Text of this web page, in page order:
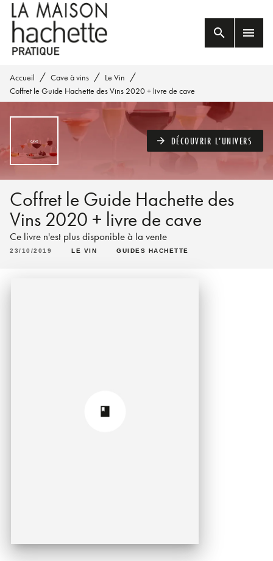
MENU RECHERCHE
PIED DE PAGE
search menu
Accueil / Cave à vins / Le Vin /
Coffret le Guide Hachette des Vins 2020 + livre de cave
arrow_forward DÉCOUVRIR L'UNIVERS
Coffret le Guide Hachette des
Vins 2020 + livre de cave
Ce livre n'est plus disponible à la vente
23/10/2019 LE VIN GUIDES HACHETTE